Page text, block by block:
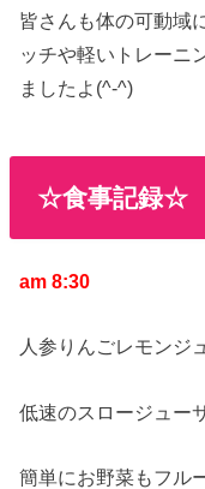
皆さんも体の可動域
ッチや軽いトレーニ
ましたよ(^-^)
☆食事記録☆
am 8:30
人参りんごレモンジ
低速のスロージュー
簡単にお野菜もフル